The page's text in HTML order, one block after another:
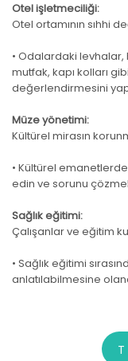
Otel işletmeciliği:
Otel ortamının sıhhi
• Odalardaki
mutfak, kapı kolları
değerlendirmesini
Müze yönetimi:
Kültürel mirasın
• Kültürel
edin ve sorunu
Sağlık eğitimi:
Çalışanlar ve eğitim
• Sağlık eğitimi
anlatılabilmesine